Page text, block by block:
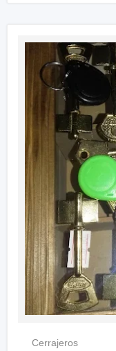
Cerrajeros